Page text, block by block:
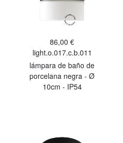
86,00 €
light.o.017.c.b.011
lámpara de baño de
porcelana negra - Ø
10cm - IP54